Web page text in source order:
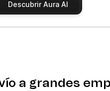
Descubrir Aura AI
a grandes